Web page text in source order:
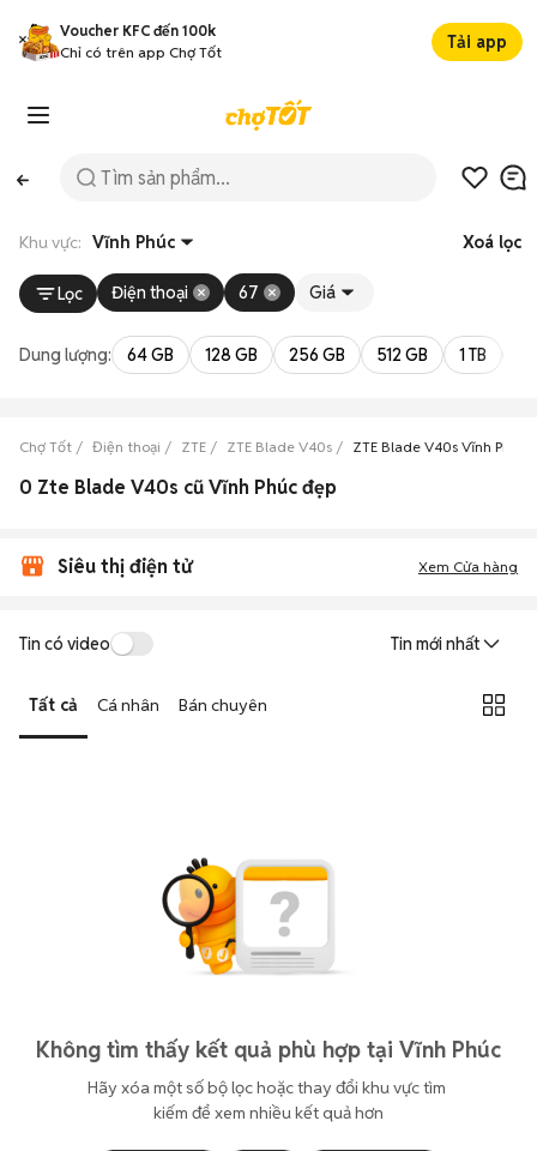
Voucher KFC đến 100k
Chỉ có trên app Chợ Tốt
Tải app
Khu vực: Vĩnh Phúc Xoá lọc
Lọc Điện thoại 67 Giá
Dung lượng: 64 GB 128 GB 256 GB 512 GB 1 TB
Chợ Tốt Điện thoại ZTE ZTE Blade V40s ZTE Blade V40s Vĩnh Phúc
0 Zte Blade V40s cũ Vĩnh Phúc đẹp
Siêu thị điện tử Xem Cửa hàng
Tin có video Tin mới nhất
Tất cả Cá nhân Bán chuyên
Không tìm thấy kết quả phù hợp tại Vĩnh Phúc
Hãy xóa một số bộ lọc hoặc thay đổi khu vực tìm
kiếm để xem nhiều kết quả hơn